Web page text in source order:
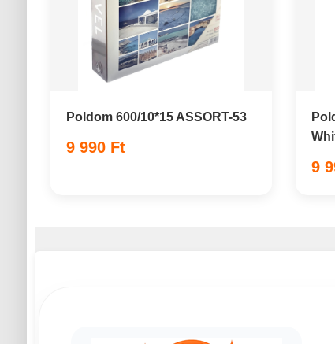
Poldom 600/10*15 ASSORT-53
9 990 Ft
9